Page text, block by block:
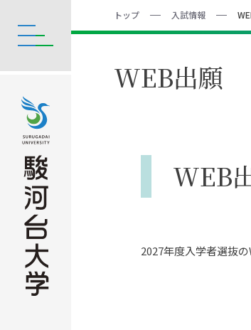
トップ 入試情報
WEB出願
WEB
2027年度入学者選抜